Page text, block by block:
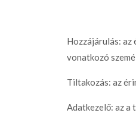
Hozzájárulás:
vonatkozó
Tiltakozás: az
Adatkezelő: az a